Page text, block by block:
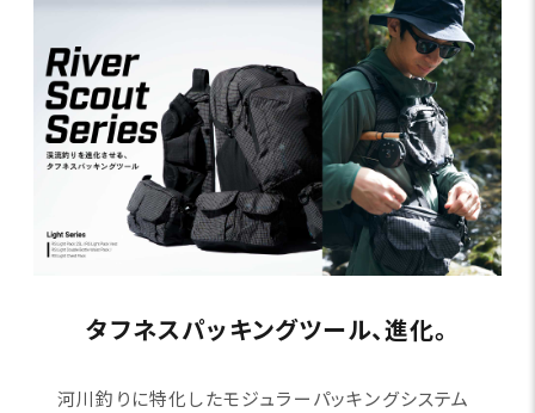
タフネスパッキングツール、進化。
河川釣りに特化したモジュラーパッキングシステム